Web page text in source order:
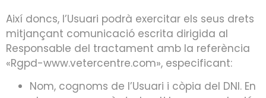
Així doncs, l’Usuari podrà exercitar els seus drets
mitjançant comunicació escrita dirigida al
Responsable del tractament amb la referència
«Rgpd-www.vetercentre.com», especificant:
Nom, cognoms de l’Usuari i còpia del DNI. En